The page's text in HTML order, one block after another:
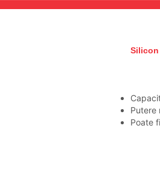
Silicon
Putere
Poate